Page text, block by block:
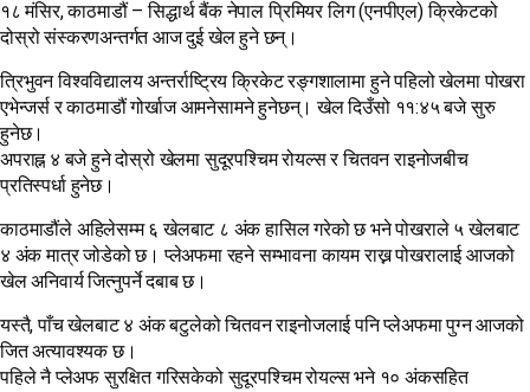
१८ मंसिर, काठमाडौं – सिद्धार्थ बैंक नेपाल प्रिमियर लिग (एनपीएल) क्रिकेटको
दोस्रो संस्करणअन्तर्गत आज दुई खेल हुने छन्।
त्रिभुवन विश्वविद्यालय अन्तर्राष्ट्रिय क्रिकेट रङ्गशालामा हुने पहिलो खेलमा पोखरा
एभेन्जर्स र काठमाडौं गोर्खाज आमनेसामने हुनेछन्। खेल दिउँसो ११:४५ बजे सुरु
हुनेछ।
अपराह्न ४ बजे हुने दोस्रो खेलमा सुदूरपश्चिम रोयल्स र चितवन राइनोजबीच
प्रतिस्पर्धा हुनेछ।
काठमाडौंले अहिलेसम्म ६ खेलबाट ८ अंक हासिल गरेको छ भने पोखराले ५ खेलबाट
४ अंक मात्र जोडेको छ। प्लेअफमा रहने सम्भावना कायम राख्न पोखरालाई आजको
खेल अनिवार्य जित्नुपर्ने दबाब छ।
यस्तै, पाँच खेलबाट ४ अंक बटुलेको चितवन राइनोजलाई पनि प्लेअफमा पुग्न आजको
जित अत्यावश्यक छ।
पहिले नै प्लेअफ सुरक्षित गरिसकेको सुदूरपश्चिम रोयल्स भने १० अंकसहित